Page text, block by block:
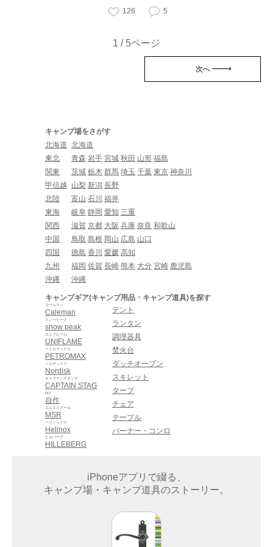
126 5
1 / 5ページ
次へ
キャンプ場をさがす
北海道 北海道
東北
青森 岩手 宮城 秋田 山形 福島
関東
茨城 栃木 群馬 埼玉 千葉 東京 神奈川
甲信越
山梨 新潟 長野
北陸
富山 石川 福井
東海
岐阜 静岡 愛知 三重
関西
滋賀 京都 大阪 兵庫 奈良 和歌山
中国
鳥取 島根 岡山 広島 山口
四国
徳島 香川 愛媛 高知
九州
福岡 佐賀 長崎 熊本 大分 宮崎 鹿児島
沖縄
沖縄
キャンプギア(キャンプ用品・キャンプ道具)を探す
Caleman
コールマン
snow peak
スノーピーク
UNIFLAME
ユニフレーム
PETROMAX
ペトロマックス
Nordisk
ノルディスク
CAPTAIN STAG
キャプテンスタッグ
自作
DIY
MSR
エムエスアール
Helinox
ヘリノックス
HILLEBERG
ヒルバーグ
テント
ランタン
調理器具
焚火台
ダッチオーブン
スキレット
タープ
チェア
テーブル
バーナー・コンロ
iPhoneアプリで綴る、
キャンプ場・キャンプ道具のストーリー。